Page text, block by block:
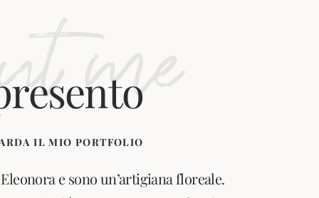
me
IL MIO PORTFOLIO
e sono un’artigiana floreale.